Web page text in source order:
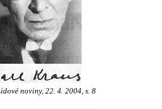
noviny, 22. 4. 2004, s. 8